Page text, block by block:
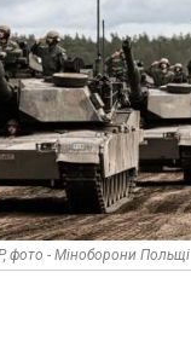
фото - Міноборони Польщі